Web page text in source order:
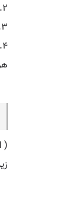
۲. آنچه از دو یا چند جزء ترکیب شده باشد.
۳. (شیمی ) ویژگی جسمی که از دو یا چند عنصر مختلف ترکیب شده و قابل تجزیه باشد، ویژگی جسم یا ماده ای که بیش از یک عنصر در ساختمان آن باشد.
۴. (اسم ) ماده ای برای نوشتن یا چاپ کردن اوراق که از دوده تهیه می شود.
(